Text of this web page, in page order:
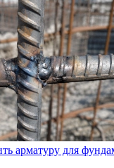
арматуру для